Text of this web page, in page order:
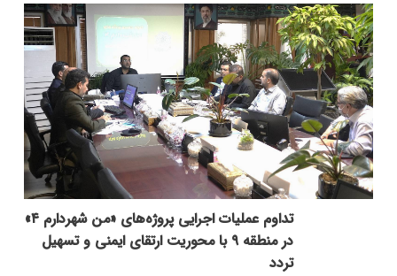
تداوم عملیات اجرایی پروژه‌های «من شهردارم ۴»
در منطقه ۹ با محوریت ارتقای ایمنی و تسهیل
تردد